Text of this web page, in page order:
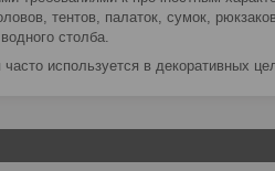
тентов, палаток, сумок,
столба.
используется в декоративных